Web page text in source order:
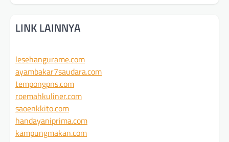
LINK LAINNYA
lesehangurame.com
ayambakar7saudara.com
tempongpns.com
roemahkuliner.com
saoenkkito.com
handayaniprima.com
kampungmakan.com